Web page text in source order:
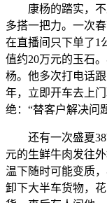
康杨的踏实，
多搭一把力。一次
在直播间只下单了1
值约20万元的玉石
杨。他多次打电话
年，立即开车去上
绝：“替客户解决问
还有一次盛夏
元的生鲜牛肉发往
温下随时可能变质
卸下大半车货物，